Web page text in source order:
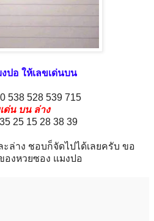
ปอ ให้เลขเด่นบน
538 528 539 715
ด่น บน ล่าง
25 15 28 38 39
ล่าง ชอบก็จัดไปได้เลยครับ ขอ
งหวยซอง แมงปอ